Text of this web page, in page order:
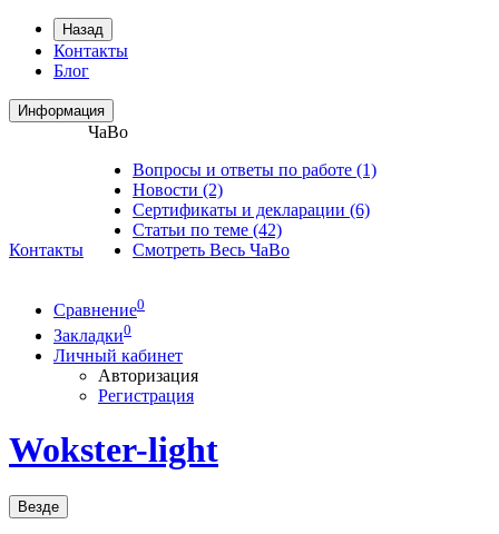
Назад
Контакты
Блог
Информация
Контакты
ЧаВо
Вопросы и ответы по работе (1)
Новости (2)
Сертификаты и декларации (6)
Статьи по теме (42)
Смотреть Весь ЧаВо
Сравнение0
Закладки0
Личный кабинет
Авторизация
Регистрация
Wokster-light
Везде